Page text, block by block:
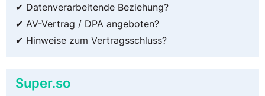
✔ Datenverarbeitende Beziehung?
✔ AV-Vertrag / DPA angeboten?
✔ Hinweise zum Vertragsschluss?
Super.so